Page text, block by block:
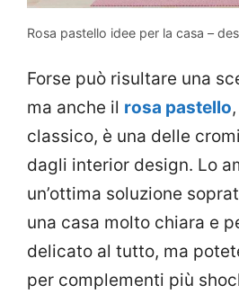
Rosa pastello idee per la casa –
Forse può risultare una
ma anche il rosa pastello
classico, è una delle
dagli interior design. Lo
un’ottima soluzione
una casa molto chiara e
delicato al tutto, ma
per complementi più